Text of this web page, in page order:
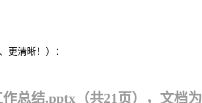
更清晰！）：
总结.pptx（共21页），文档为